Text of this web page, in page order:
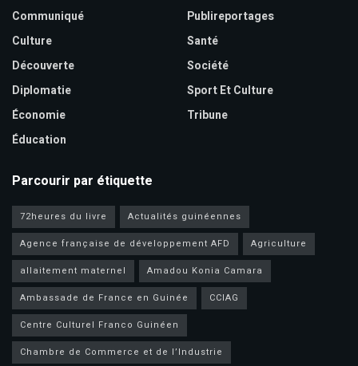
Communiqué
Culture
Découverte
Diplomatie
Économie
Éducation
Publireportages
Santé
Société
Sport Et Culture
Tribune
Parcourir par étiquette
72heures du livre
Actualités guinéennes
Agence française de développement AFD
Agriculture
allaitement maternel
Amadou Konia Camara
Ambassade de France en Guinée
CCIAG
Centre Culturel Franco Guinéen
Chambre de Commerce et de l’Industrie